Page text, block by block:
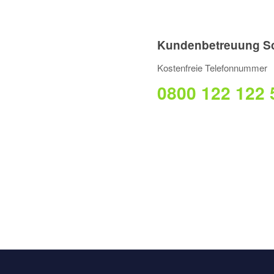
Kundenbetreuung
Kostenfreie Telefonnummer
0800 122 122